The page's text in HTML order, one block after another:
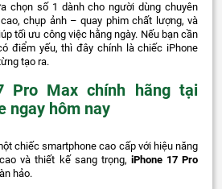
chọn số 1 dành cho người dùng chuyên
chụp ảnh – quay phim chất lượng, và
tối ưu công việc hằng ngày. Nếu bạn cần
điểm yếu, thì đây chính là chiếc iPhone
tạo ra.
Pro Max chính hãng tại
ngay hôm nay
chiếc smartphone cao cấp với hiệu năng
và thiết kế sang trọng, iPhone 17 Pro
hảo.